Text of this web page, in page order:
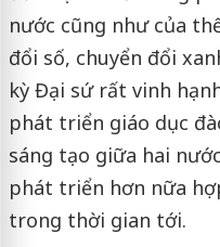
nước cũng như của
đổi số, chuyển đổi
kỳ Đại sứ rất vinh
phát triển giáo dục
sáng tạo giữa hai
phát triển hơn nữa
trong thời gian tới.